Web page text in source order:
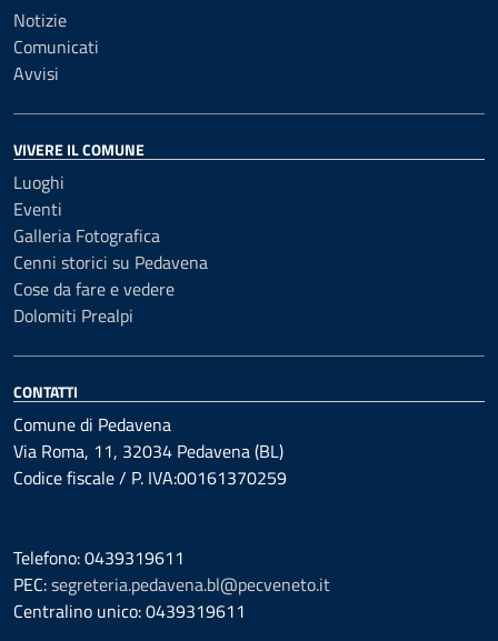
Notizie
Comunicati
Avvisi
VIVERE IL COMUNE
Luoghi
Eventi
Galleria Fotografica
Cenni storici su Pedavena
Cose da fare e vedere
Dolomiti Prealpi
CONTATTI
Comune di Pedavena
Via Roma, 11, 32034 Pedavena (BL)
Codice fiscale / P. IVA:00161370259
Telefono: 0439319611
PEC:segreteria.pedavena.bl@pecveneto.it
Centralino unico: 0439319611